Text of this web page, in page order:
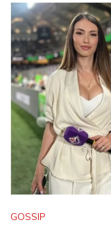
GOSSIP